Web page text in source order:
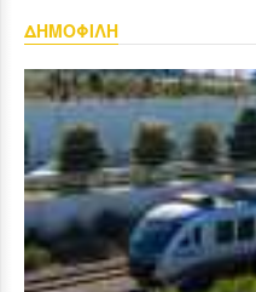
ΔΗΜΟΦΙΛΗ